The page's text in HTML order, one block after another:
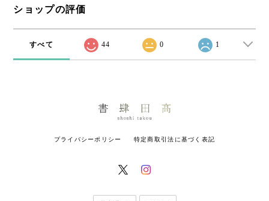
ショップの評価
すべて 44 0 1
プライバシーポリシー 特定商取引法に基づく表記